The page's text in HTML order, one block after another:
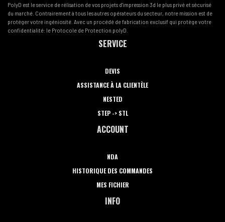
PolyD est le service de rélisation de vos projets d'impression 3d le plus privé et sécurisé
du marché. Contrairement à tous les autres opérateurs du secteur, notre mission est de
protéger votre ingéniosité. Avec un procédé de fabrication exclusif qui protège votre
confidentialité: le Protocole de Protection polyD.
SERVICE
DEVIS
ASSISTANCE À LA CLIENTÈLE
NESTED
STEP -> STL
ACCOUNT
NDA
HISTORIQUE DES COMMANDES
MES FICHIER
INFO